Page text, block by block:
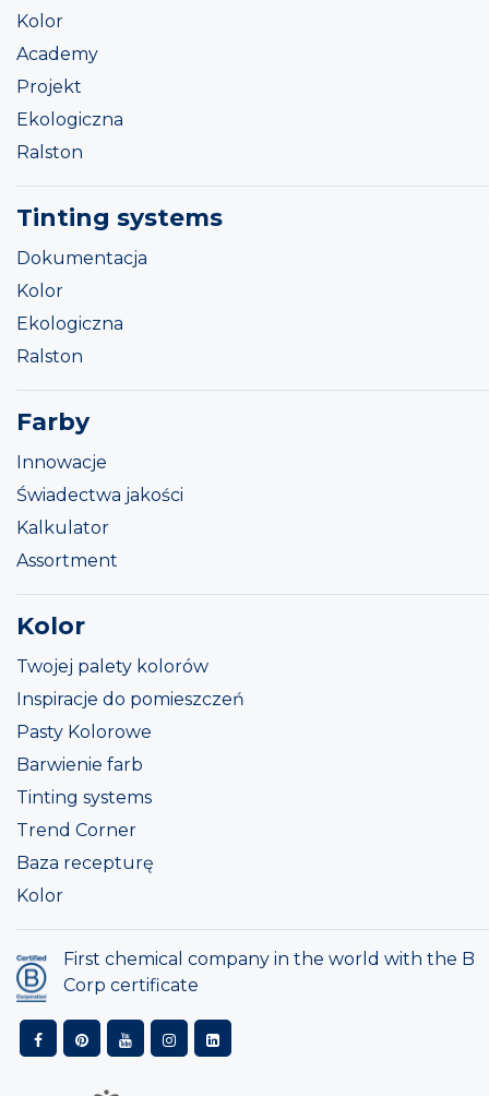
Kolor
Academy
Projekt
Ekologiczna
Ralston
Tinting systems
Dokumentacja
Kolor
Ekologiczna
Ralston
Farby
Innowacje
Świadectwa jakości
Kalkulator
Assortment
Kolor
Twojej palety kolorów
Inspiracje do pomieszczeń
Pasty Kolorowe
Barwienie farb
Tinting systems
Trend Corner
Baza recepturę
Kolor
First chemical company in the world with the B
Corp certificate